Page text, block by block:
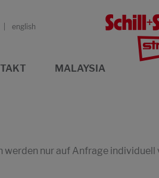
english
MALAYSIA
nur auf Anfrage individuell